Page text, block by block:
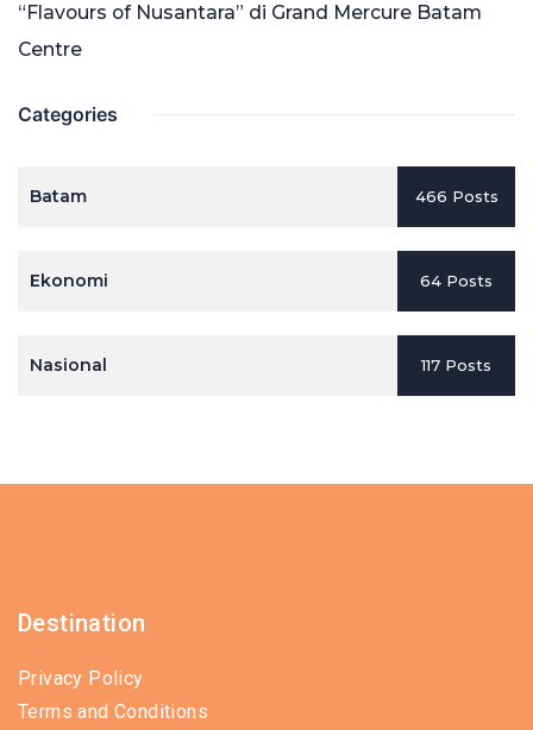
“Flavours of Nusantara” di Grand Mercure Batam
Centre
Categories
Batam 466 Posts
Ekonomi 64 Posts
Nasional 117 Posts
Destination
Privacy Policy
Terms and Conditions